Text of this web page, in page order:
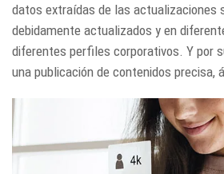
datos extraídas de las actualizaciones
debidamente actualizados y en
diferentes perfiles corporativos. Y por
una publicación de contenidos precisa,